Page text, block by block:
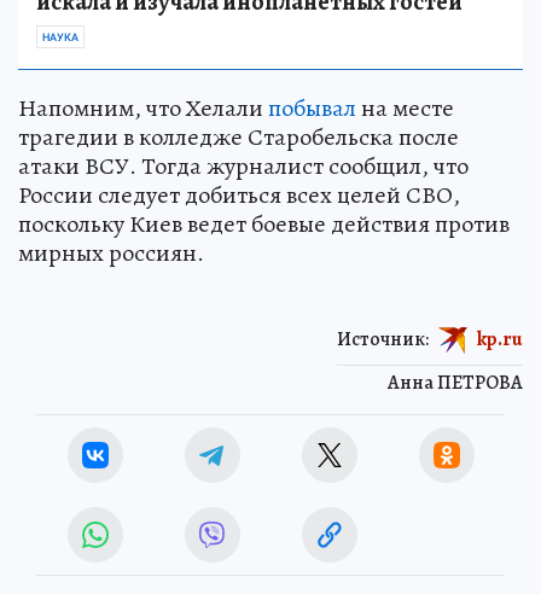
НАУКА
Напомним, что Хелалипобывална месте
трагедии в колледже Старобельска после
атаки ВСУ. Тогда журналист сообщил, что
России следует добиться всех целей СВО,
поскольку Киев ведет боевые действия против
мирных россиян.
Анна ПЕТРОВА
Источник: kp.ru